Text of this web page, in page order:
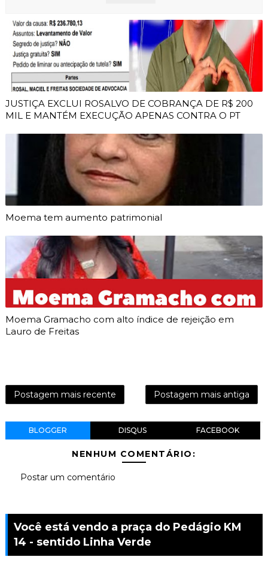
JUSTIÇA EXCLUI ROSALVO DE COBRANÇA DE R$ 200
MIL E MANTÉM EXECUÇÃO APENAS CONTRA O PT
Moema tem aumento patrimonial
Moema Gramacho com alto índice de rejeição em
Lauro de Freitas
Postagem mais recente Postagem mais antiga
BLOGGER DISQUS FACEBOOK
NENHUM COMENTÁRIO:
Postar um comentário
Você está vendo a praça do Pedágio KM
14 - sentido Linha Verde